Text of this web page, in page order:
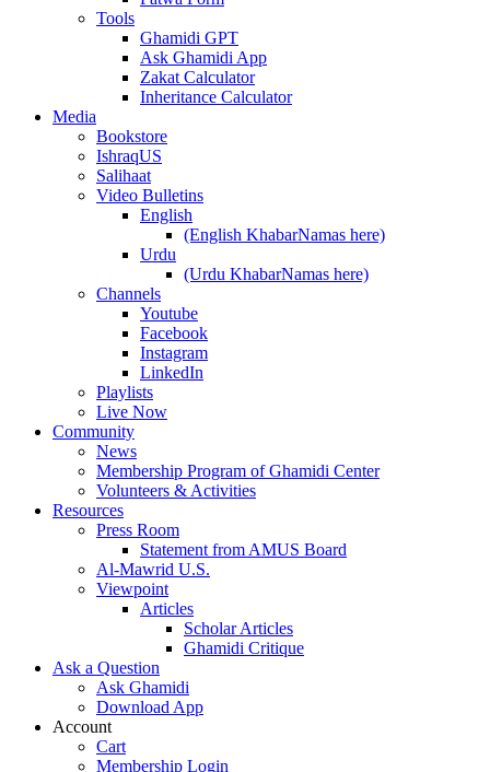
Tools
Ghamidi GPT
Ask Ghamidi App
Zakat Calculator
Inheritance Calculator
Media
Bookstore
IshraqUS
Salihaat
Video Bulletins
English
(English KhabarNamas here)
Urdu
(Urdu KhabarNamas here)
Channels
Youtube
Facebook
Instagram
LinkedIn
Playlists
Live Now
Community
News
Membership Program of Ghamidi Center
Volunteers & Activities
Resources
Press Room
Statement from AMUS Board
Al-Mawrid U.S.
Viewpoint
Articles
Scholar Articles
Ghamidi Critique
Ask a Question
Ask Ghamidi
Download App
Account
Cart
Membership Login